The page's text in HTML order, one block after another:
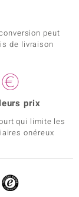
peut
de livraison
prix
qui limite les
onéreux